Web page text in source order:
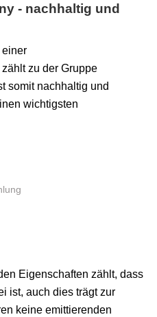
- nachhaltig und
einer
zu der Gruppe
somit nachhaltig und
wichtigsten
Eigenschaften zählt, dass
ist, auch dies trägt zur
keine emittierenden